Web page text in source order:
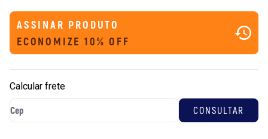
ASSINAR PRODUTO
ECONOMIZE 10% OFF
Calcular frete